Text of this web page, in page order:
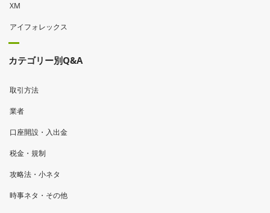
XM
アイフォレックス
カテゴリー別Q&A
取引方法
業者
口座開設・入出金
税金・規制
攻略法・小ネタ
時事ネタ・その他